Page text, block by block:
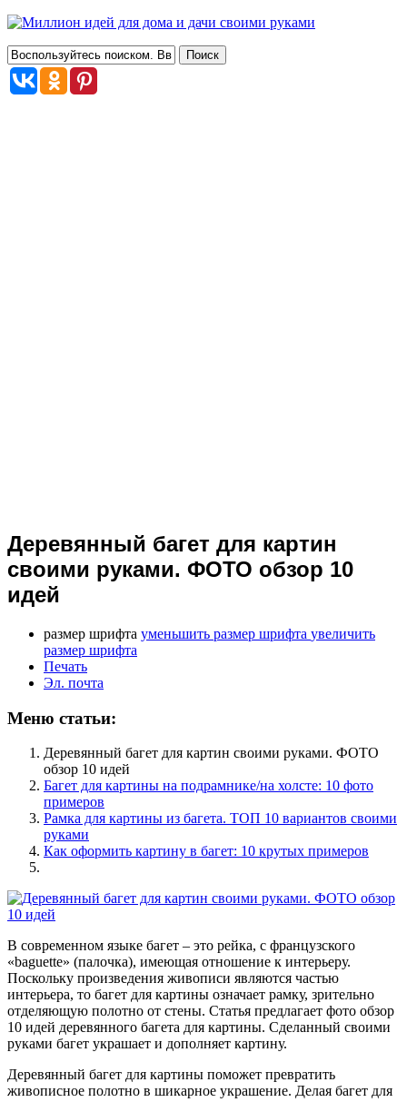
Деревянный багет для картин
своими руками. ФОТО обзор 10
идей
размер шрифта уменьшить размер шрифта увеличить
размер шрифта
Печать
Эл. почта
Меню статьи:
Деревянный багет для картин своими руками. ФОТО
обзор 10 идей
Багет для картины на подрамнике/на холсте: 10 фото
примеров
Рамка для картины из багета. ТОП 10 вариантов своими
руками
Как оформить картину в багет: 10 крутых примеров
В современном языке багет – это рейка, с французского
«baguette» (палочка), имеющая отношение к интерьеру.
Поскольку произведения живописи являются частью
интерьера, то багет для картины означает рамку, зрительно
отделяющую полотно от стены. Статья предлагает фото обзор
10 идей деревянного багета для картины. Сделанный своими
руками багет украшает и дополняет картину.
Деревянный багет для картины поможет превратить
живописное полотно в шикарное украшение. Делая багет для